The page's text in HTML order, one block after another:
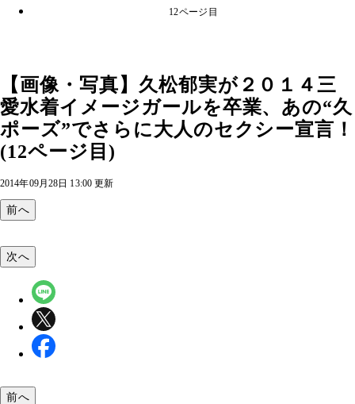
12ページ目
【画像・写真】久松郁実が２０１４三
愛水着イメージガールを卒業、あの“久
ポーズ”でさらに大人のセクシー宣言！
(12ページ目)
2014年09月28日 13:00 更新
前へ
次へ
前へ